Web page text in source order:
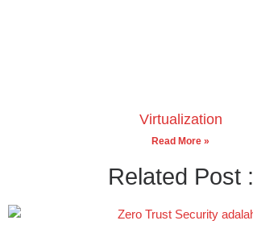
Virtualization
Read More »
Related Post :